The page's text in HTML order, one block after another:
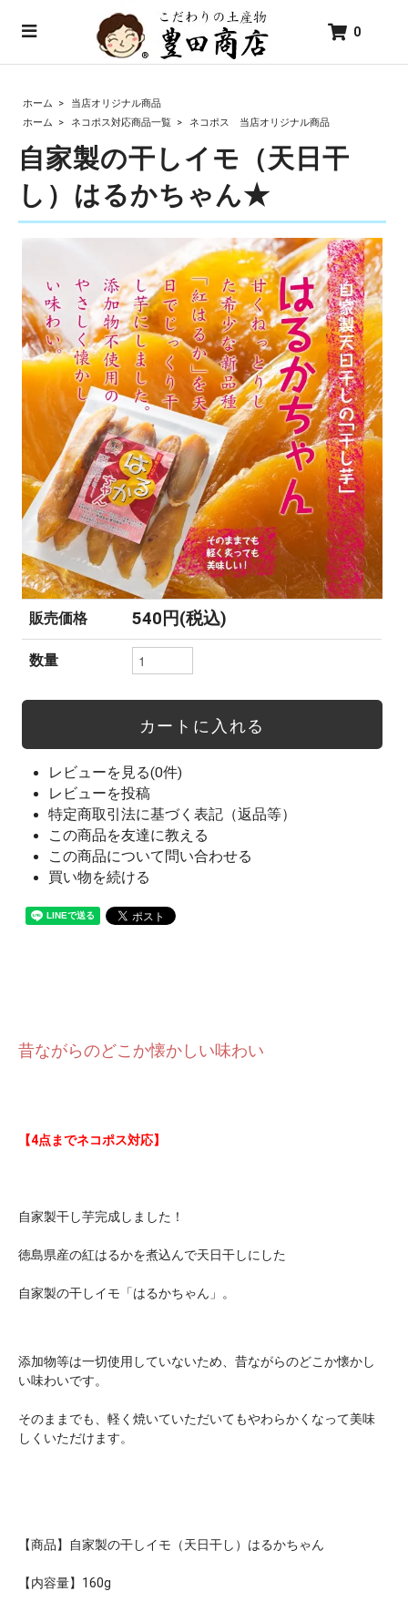
0
ホーム >
当店オリジナル商品
ホーム
> ネコポス対応商品一覧 > ネコポス 当店オリジナル商品
自家製の干しイモ（天日干
し）はるかちゃん★
販売価格 540円(税込)
数量
レビューを見る(0件)
レビューを投稿
特定商取引法に基づく表記（返品等）
この商品を友達に教える
この商品について問い合わせる
買い物を続ける
昔ながらのどこか懐かしい味わい
【4点までネコポス対応】
自家製干し芋完成しました！
徳島県産の紅はるかを煮込んで天日干しにした
自家製の干しイモ「はるかちゃん」。
添加物等は一切使用していないため、昔ながらのどこか懐かし
い味わいです。
そのままでも、軽く焼いていただいてもやわらかくなって美味
しくいただけます。
【商品】自家製の干しイモ（天日干し）はるかちゃん
【内容量】160g